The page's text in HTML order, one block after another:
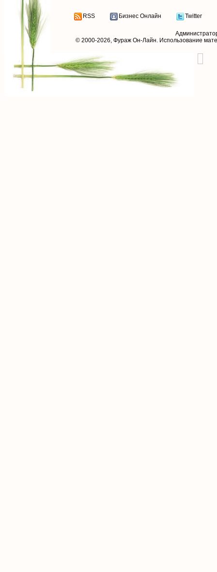
RSS Бизнес Онлайн Twitter
© 2000-2026, Фураж Он-Лайн. Использование